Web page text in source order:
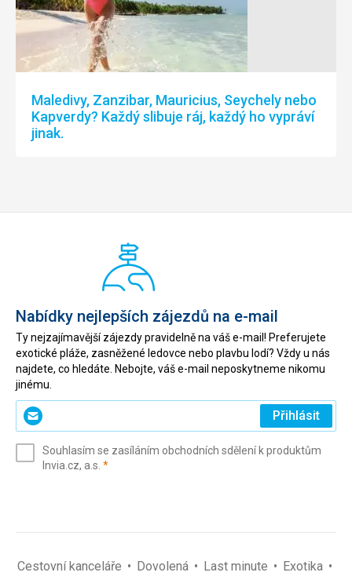
Maledivy, Zanzibar, Mauricius, Seychely nebo
Kapverdy? Každý slibuje ráj, každý ho vypráví
jinak.
Nabídky nejlepších zájezdů na e-mail
Ty nejzajímavější zájezdy pravidelně na váš e-mail! Preferujete
exotické pláže, zasněžené ledovce nebo plavbu lodí? Vždy u nás
najdete, co hledáte. Nebojte, váš e-mail neposkytneme nikomu
jinému.
Zadejte
svůj
(povinné)
Přihlásit
Souhlasím se zasíláním obchodních sdělení k produktům
Invia.cz, a.s. *(povinné)
Cestovní kanceláře Dovolená Last minute
Exotika